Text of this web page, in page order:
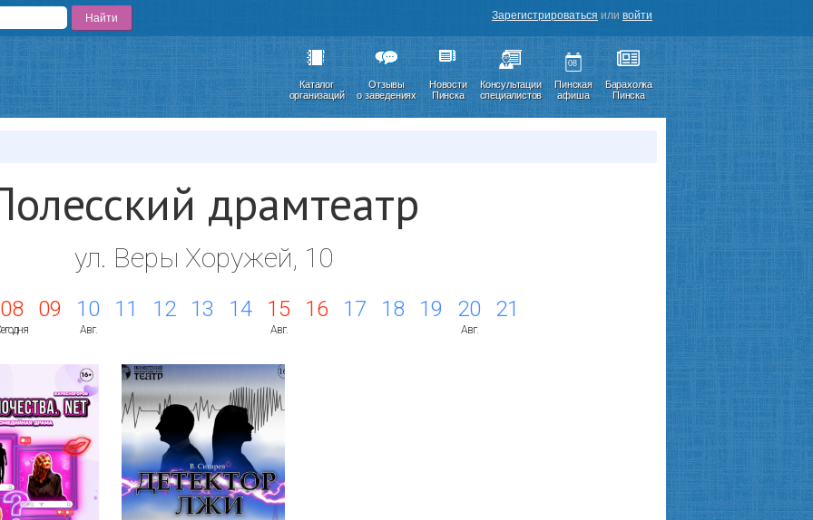
Зарегистрироваться или войти
Каталог
организаций
Отзывы
о заведениях
Новости
Пинска
Консультации
специалистов
08
Пинская
афиша
Барахолка
Пинска
драмтеатр
ул. Веры Хоружей, 10
08 09 10
Авг.
11 12 13 14 15
Авг.
16 17 18 19 20
Авг.
21